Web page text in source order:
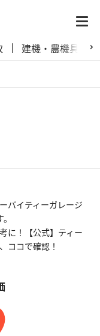
建機・農機具買取
バイティーガレージ
に！【公式】ティー
ココで確認！